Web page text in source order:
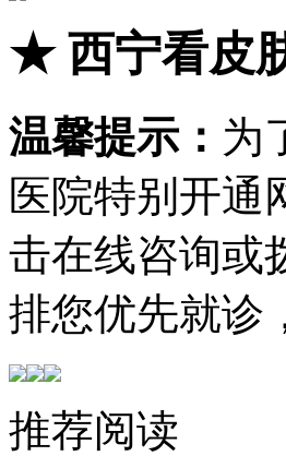
★西宁看皮
温馨提示： 为
医院特别开通
击在线咨询或
排您优先就诊
推荐阅读